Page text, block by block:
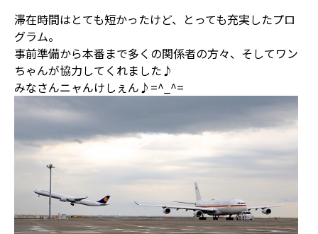
滞在時間はとても短かったけど、とっても充実したプロ
グラム。
事前準備から本番まで多くの関係者の方々、そしてワン
ちゃんが協力してくれました♪
みなさんニャんけしぇん♪=^_^=